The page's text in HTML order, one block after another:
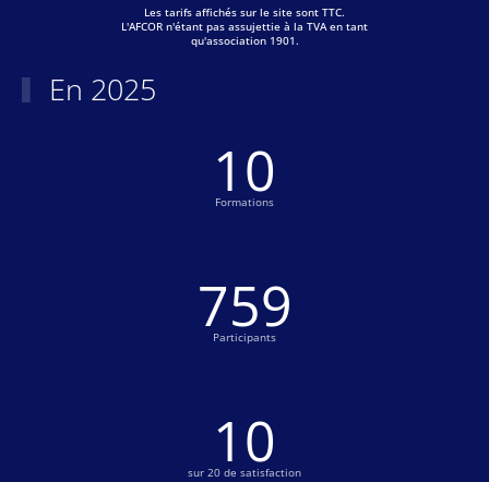
Les tarifs affichés sur le site sont TTC.
L'AFCOR n'étant pas assujettie à la TVA en tant
qu'association 1901.
En 2025
10
Formations
770
Participants
11
sur 20 de satisfaction